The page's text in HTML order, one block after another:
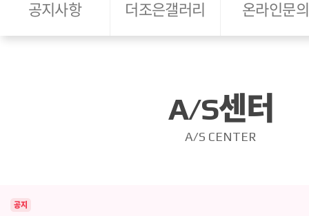
공지사항 더조은갤러리 온라인문의
A/S센터
A/S CENTER
공지